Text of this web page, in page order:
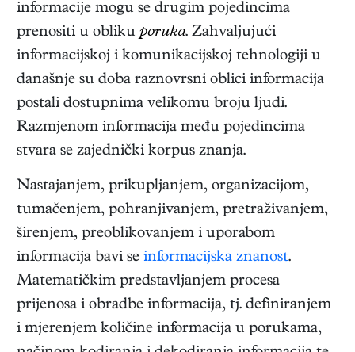
informacije mogu se drugim pojedincima
prenositi u oblikuporuka. Zahvaljujući
informacijskoj i komunikacijskoj tehnologiji u
današnje su doba raznovrsni oblici informacija
postali dostupnima velikomu broju ljudi.
Razmjenom informacija među pojedincima
stvara se zajednički korpus znanja.
Nastajanjem, prikupljanjem, organizacijom,
tumačenjem, pohranjivanjem, pretraživanjem,
širenjem, preoblikovanjem i uporabom
informacija bavi se informacijska znanost.
Matematičkim predstavljanjem procesa
prijenosa i obradbe informacija, tj. definiranjem
i mjerenjem količine informacija u porukama,